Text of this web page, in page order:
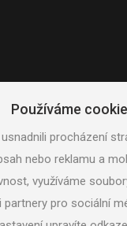
z první ruky
Používáme
procházení
nebo reklamu a
využíváme
partnery pro sociální